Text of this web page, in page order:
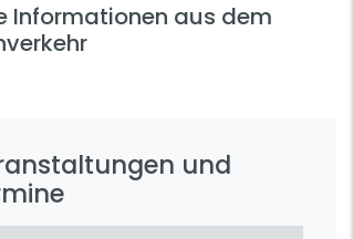
Informationen aus dem
und